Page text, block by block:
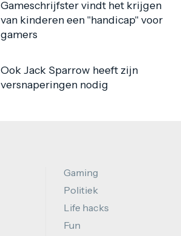
Gameschrijfster vindt het krijgen
van kinderen een "handicap" voor
gamers
Ook Jack Sparrow heeft zijn
versnaperingen nodig
Gaming
Politiek
Life hacks
Fun